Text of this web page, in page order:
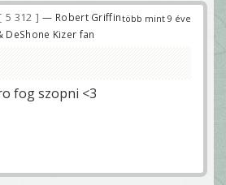
több mint 9 éve
5 312
— Robert Griffin
DeShone Kizer fan
fog szopni <3